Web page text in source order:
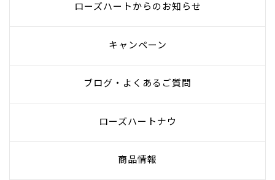
ローズハートからのお知らせ
キャンペーン
ブログ・よくあるご質問
ローズハートナウ
商品情報